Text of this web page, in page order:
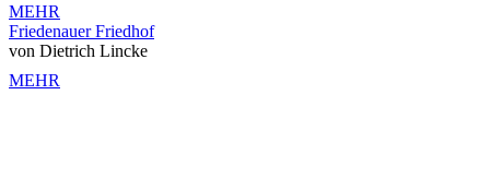
MEHR
Friedenauer Friedhof
von Dietrich Lincke
MEHR